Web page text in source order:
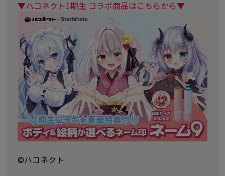
▼ハコネクト1期生 コラボ商品はこちらから▼
©ハコネクト